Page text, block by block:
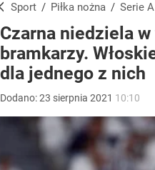
Sport / Piłka nożna / Serie A
Czarna niedziela
bramkarzy.
dla jednego z nich
Dodano:23 sierpnia 2021 10:10